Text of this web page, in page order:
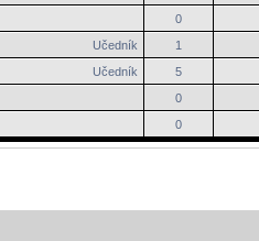
0
Učedník
1
Učedník
5
0
0